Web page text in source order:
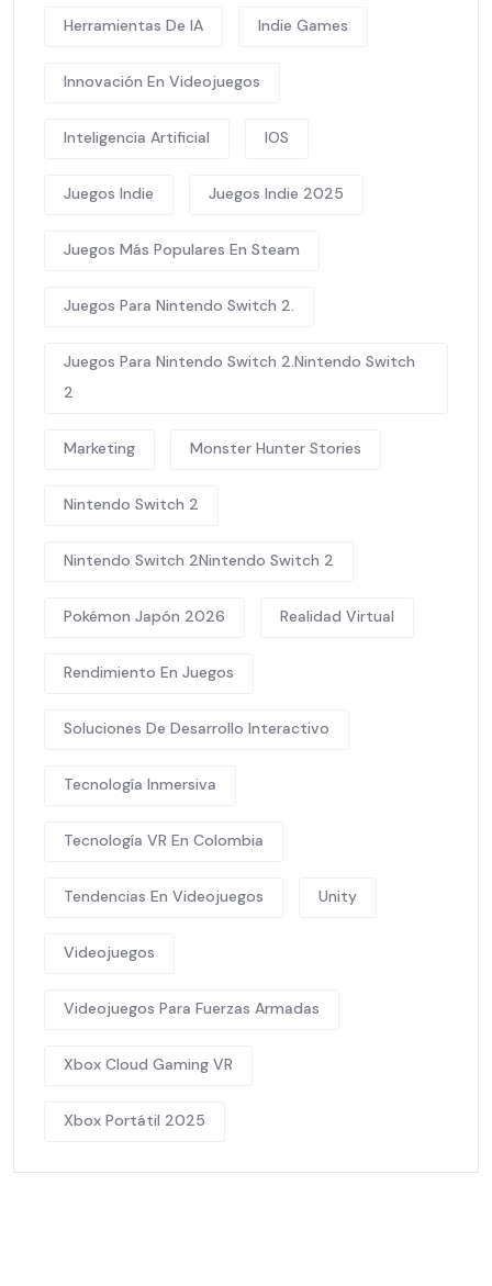
Herramientas De IA Indie Games
Innovación En Videojuegos
Inteligencia Artificial IOS
Juegos Indie Juegos Indie 2025
Juegos Más Populares En Steam
Juegos Para Nintendo Switch 2.
Juegos Para Nintendo Switch 2.Nintendo Switch
2
Marketing Monster Hunter Stories
Nintendo Switch 2
Nintendo Switch 2Nintendo Switch 2
Pokémon Japón 2026 Realidad Virtual
Rendimiento En Juegos
Soluciones De Desarrollo Interactivo
Tecnología Inmersiva
Tecnología VR En Colombia
Tendencias En Videojuegos Unity
Videojuegos
Videojuegos Para Fuerzas Armadas
Xbox Cloud Gaming VR
Xbox Portátil 2025